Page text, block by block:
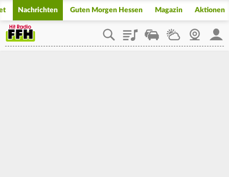
Nachrichten Guten Morgen Hessen Magazin Aktionen
PlaylistStaupilotWetterWebcam